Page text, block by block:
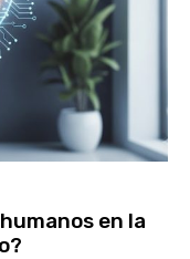
en la